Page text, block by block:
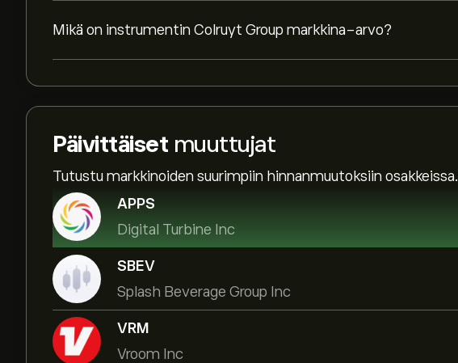
Mikä on instrumentin Colruyt Group markkina-arvo?
Päivittäiset muuttujat
Tutustu markkinoiden suurimpiin hinnanmuutoksiin osakkeissa.
APPS
Digital Turbine Inc
SBEV
Splash Beverage Group Inc
VRM
Vroom Inc